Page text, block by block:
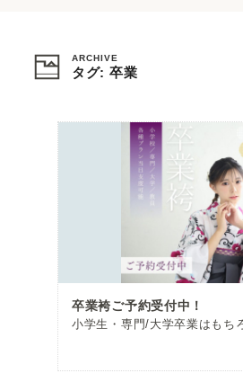
ARCHIVE
タグ: 卒業
卒業袴ご予約受付中！